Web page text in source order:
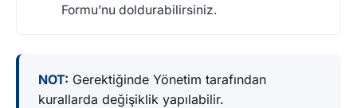
Formu’nu doldurabilirsiniz.
NOT: Gerektiğinde Yönetim tarafından
kurallarda değişiklik yapılabilir.